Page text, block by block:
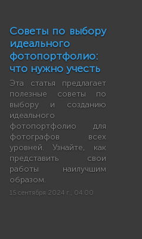
Советы по выбору
идеального
фотопортфолио:
что нужно учесть
Эта статья предлагает
полезные советы по
выбору и созданию
идеального
фотопортфолио для
фотографов всех
уровней. Узнайте, как
представить свои
работы наилучшим
образом.
15 сентября 2024 г., 04:00